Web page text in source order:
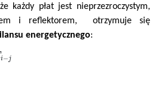
każdy płat jest nieprzezroczystym,
i reflektorem, otrzymuje się
energetycznego: